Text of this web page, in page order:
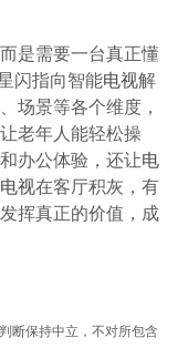
而是需要一台真正懂
闪指向智能电视解
场景等各个维度，
老年人能轻松操
办公体验，还让电
电视在客厅积灰，有
挥真正的价值，成
断保持中立，不对所包含